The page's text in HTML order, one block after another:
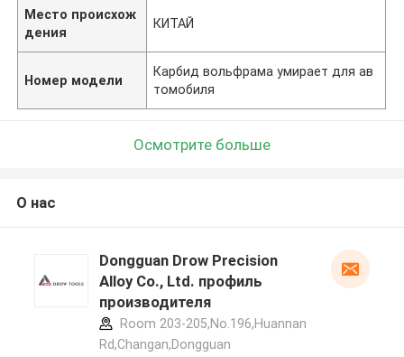
Место происхож
дения
КИТАЙ
Номер модели
Карбид вольфрама умирает для ав
томобиля
Осмотрите больше
О нас
Dongguan Drow Precision
Alloy Co., Ltd. профиль
производителя
Room 203-205,No.196,Huannan
Rd,Changan,Dongguan